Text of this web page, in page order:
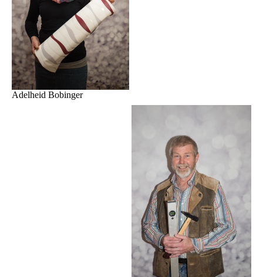
Adelheid Bobinger